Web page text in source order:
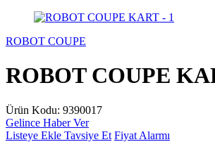
ROBOT COUPE
ROBOT COUPE
Ürün Kodu: 9390017
Gelince Haber Ver
Listeye Ekle Tavsiye Et Fiyat Alarmı